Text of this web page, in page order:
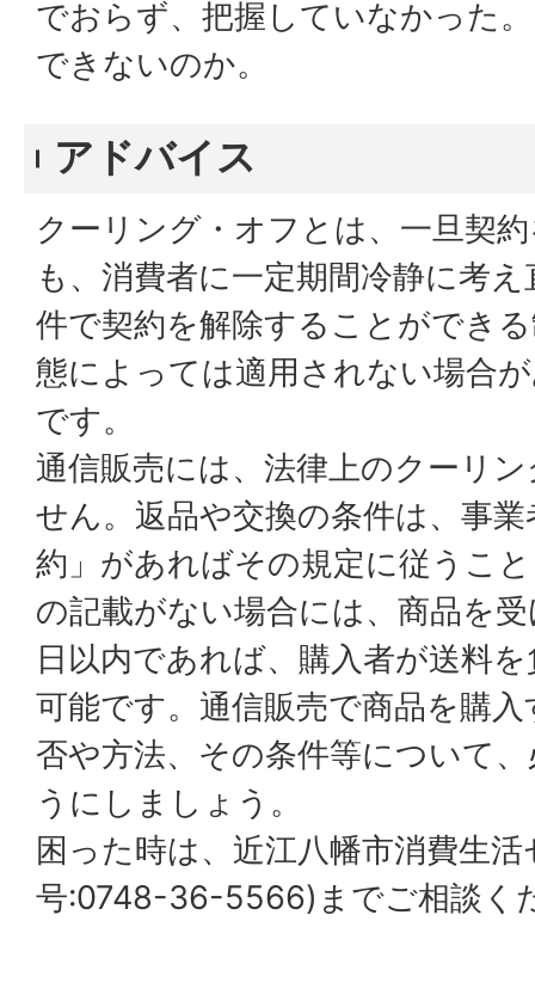
でおらず、把握していなかった
できないのか。
アドバイス
クーリング・オフとは、一旦契
も、消費者に一定期間冷静に考
件で契約を解除することができ
態によっては適用されない場合
です。
通信販売には、法律上のクーリ
せん。返品や交換の条件は、事
約」があればその規定に従うこ
の記載がない場合には、商品を
日以内であれば、購入者が送料
可能です。通信販売で商品を購
否や方法、その条件等について
うにしましょう。
困った時は、近江八幡市消費生
号:0748-36-5566)までご相談く